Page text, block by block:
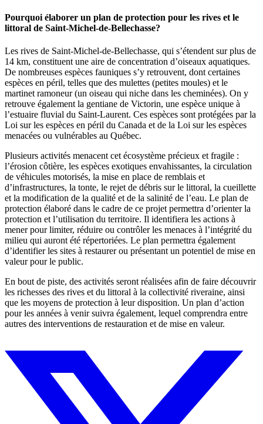
Pourquoi élaborer un plan de protection pour les rives et le
littoral de Saint-Michel-de-Bellechasse?
Les rives de Saint-Michel-de-Bellechasse, qui s’étendent sur plus de
14 km, constituent une aire de concentration d’oiseaux aquatiques.
De nombreuses espèces fauniques s’y retrouvent, dont certaines
espèces en péril, telles que des mulettes (petites moules) et le
martinet ramoneur (un oiseau qui niche dans les cheminées). On y
retrouve également la gentiane de Victorin, une espèce unique à
l’estuaire fluvial du Saint-Laurent. Ces espèces sont protégées par la
Loi sur les espèces en péril du Canada et de la Loi sur les espèces
menacées ou vulnérables au Québec.
Plusieurs activités menacent cet écosystème précieux et fragile :
l’érosion côtière, les espèces exotiques envahissantes, la circulation
de véhicules motorisés, la mise en place de remblais et
d’infrastructures, la tonte, le rejet de débris sur le littoral, la cueillette
et la modification de la qualité et de la salinité de l’eau. Le plan de
protection élaboré dans le cadre de ce projet permettra d’orienter la
protection et l’utilisation du territoire. Il identifiera les actions à
mener pour limiter, réduire ou contrôler les menaces à l’intégrité du
milieu qui auront été répertoriées. Le plan permettra également
d’identifier les sites à restaurer ou présentant un potentiel de mise en
valeur pour le public.
En bout de piste, des activités seront réalisées afin de faire découvrir
les richesses des rives et du littoral à la collectivité riveraine, ainsi
que les moyens de protection à leur disposition. Un plan d’action
pour les années à venir suivra également, lequel comprendra entre
autres des interventions de restauration et de mise en valeur.